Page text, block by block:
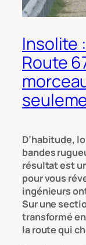
Insolite
Route
D’habitude,
bandes
résultat est
pour vous
ingénieurs
Sur une
transformé
la route qui